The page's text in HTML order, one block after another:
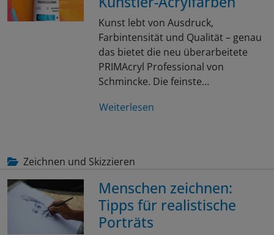
Kunst lebt von Ausdruck,
Farbintensität und Qualität – genau
das bietet die neu überarbeitete
PRIMAcryl Professional von
Schmincke. Die feinste…
Weiterlesen
Zeichnen und Skizzieren
Menschen zeichnen:
Tipps für realistische
Porträts